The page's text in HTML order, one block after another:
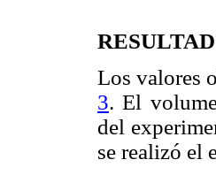
Los valores
3. El
del
se realizó el